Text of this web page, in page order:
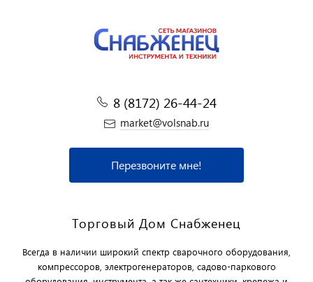
8 (8172) 26-44-24
market@volsnab.ru
Перезвоните мне!
Торговый Дом Снабженец
Всегда в наличии широкий спектр сварочного оборудования,
компрессоров, электрогенераторов, садово-паркового